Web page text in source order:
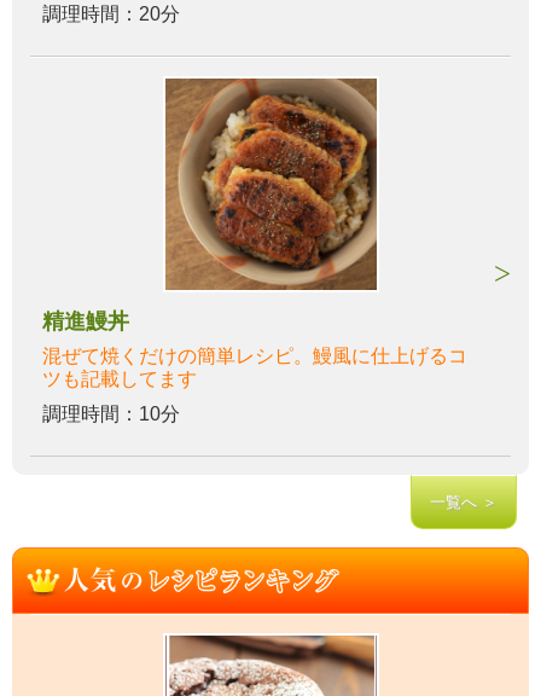
調理時間：20分
精進鰻丼
混ぜて焼くだけの簡単レシピ。鰻風に仕上げるコ
ツも記載してます
調理時間：10分
一覧へ ＞